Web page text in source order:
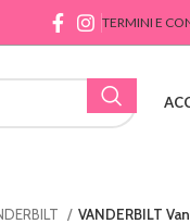
TERMINI E
VANDERBILT